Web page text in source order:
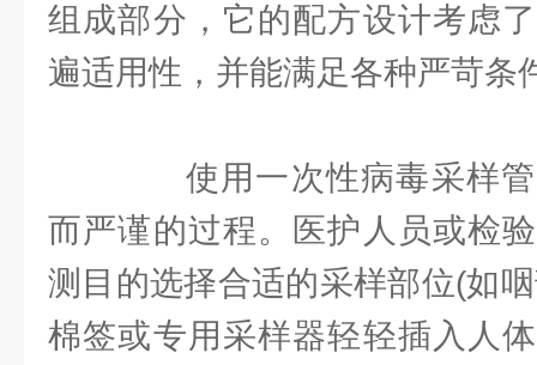
组成部分，它的配方设计考虑
遍适用性，并能满足各种严苛条
使用一次性病毒采样管
而严谨的过程。医护人员或检
测目的选择合适的采样部位(如
棉签或专用采样器轻轻插入人